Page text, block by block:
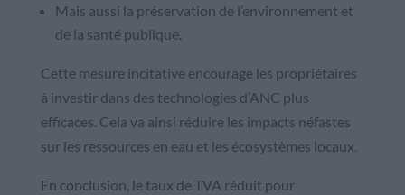
Mais aussi la préservation de l’environnement et
de la santé publique.
Cette mesure incitative encourage les propriétaires
à investir dans des technologies d’ANC plus
efficaces. Cela va ainsi réduire les impacts néfastes
sur les ressources en eau et les écosystèmes locaux.
En conclusion, le taux de TVA réduit pour